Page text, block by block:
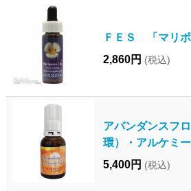
ＦＥＳ 「マリポ
2,860円 (税込)
アバンダンスフ
環）・アルケミ
5,400円 (税込)